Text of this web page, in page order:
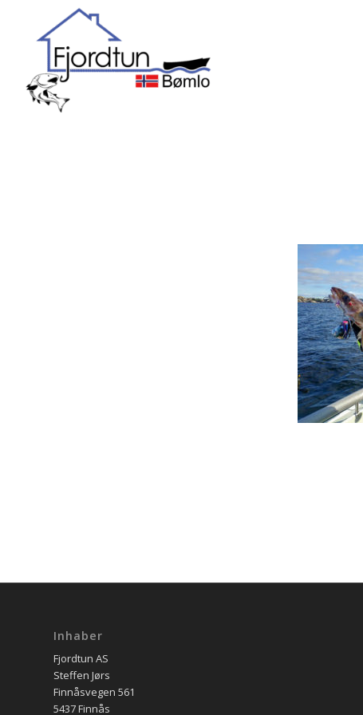
Inhaber
Fjordtun AS
Steffen Jørs
Finnåsvegen 561
5437 Finnås